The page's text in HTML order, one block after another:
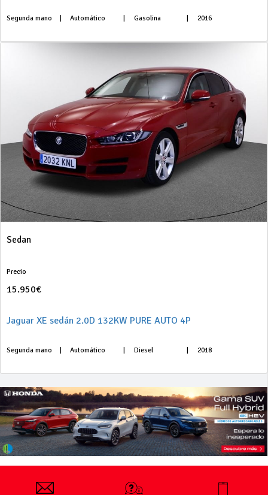
Segunda mano Automático Gasolina 2016
Sedan
Precio
15.950€
Jaguar XE sedán 2.0D 132KW PURE AUTO 4P
Segunda mano Automático Diesel 2018